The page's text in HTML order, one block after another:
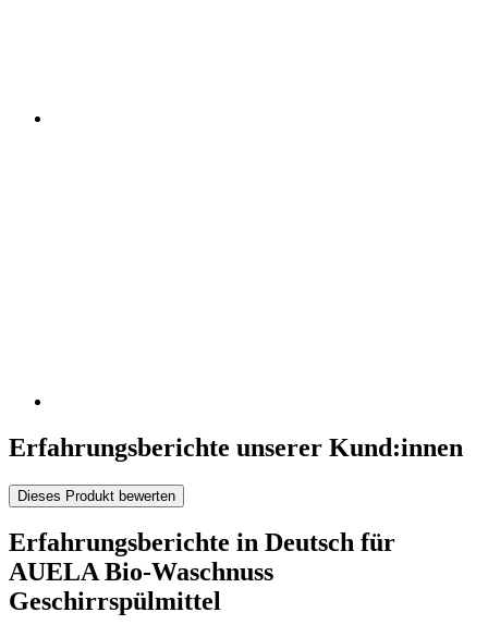
Erfahrungsberichte unserer Kund:innen
Dieses Produkt bewerten
Erfahrungsberichte in Deutsch für
AUELA Bio-Waschnuss
Geschirrspülmittel